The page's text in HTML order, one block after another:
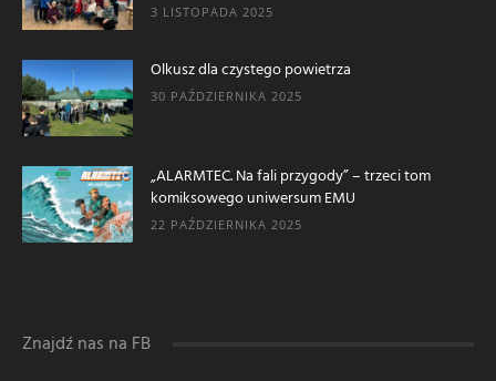
3 LISTOPADA 2025
Olkusz dla czystego powietrza
30 PAŹDZIERNIKA 2025
„ALARMTEC. Na fali przygody” – trzeci tom
komiksowego uniwersum EMU
22 PAŹDZIERNIKA 2025
Znajdź nas na FB